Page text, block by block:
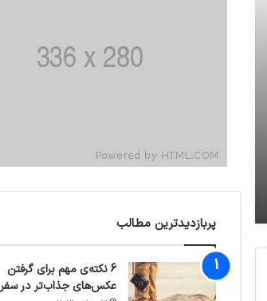
پربازدیدترین مطالب
6 نکته‌ی مهم برای گرفتن
عکس‌های جذاب‌تر در سفر